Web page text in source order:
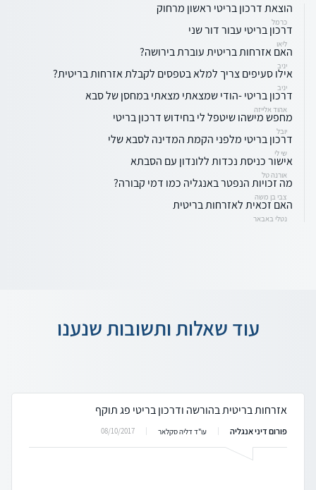
הוצאת דרכון בריטי ראשון מרחוק
כרמל
דרכון בריטי עבור דור שני
ליאו
האם אזרחות בריטית עוברת בירושה?
יניב
אילו סעיפים צריך למלא בטפסים לקבלת אזרחות בריטית?
יניב
דרכון בריטי -הודי שמצאתי מצאתי במחסן של סבא
אהוד אלייזה
מחפש מישהו שיטפל לי בחידוש דרכון בריטי
יובל
דרכון בריטי מלפני הקמת המדינה לסבא שלי
שי לי
אישור כניסת נכדות ללונדון עם הסבתא
אורנה טל
מה זכויות הנפטר באנגליה כמו דמי קבורה?
צבי בן משה
האם זכאית לאזרחות בריטית
נטלי באבאר
עוד שאלות ותשובות שנענו
אזרחות בריטית בהורשה ודרכון בריטי פג תוקף
פורום דיני אנגליה עו"ד דליה סקלאר 08/10/2017